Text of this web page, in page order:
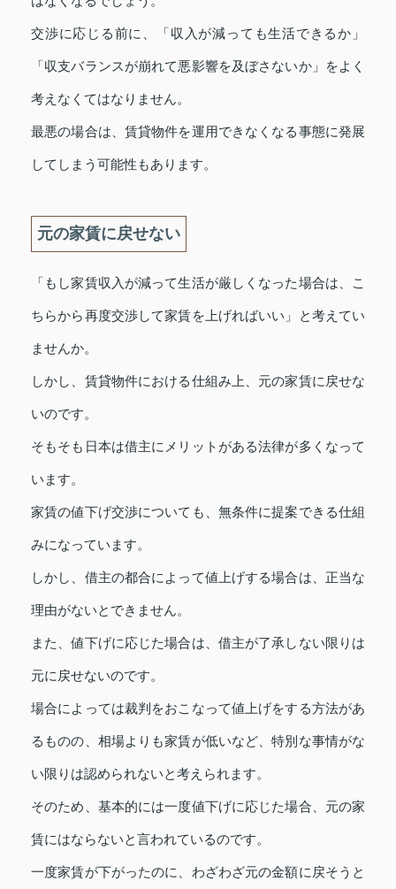
交渉に応じる前に、「収入が減っても生活できるか」
「収支バランスが崩れて悪影響を及ぼさないか」をよく
考えなくてはなりません。
最悪の場合は、賃貸物件を運用できなくなる事態に発展
してしまう可能性もあります。
元の家賃に戻せない
「もし家賃収入が減って生活が厳しくなった場合は、こ
ちらから再度交渉して家賃を上げればいい」と考えてい
ませんか。
しかし、賃貸物件における仕組み上、元の家賃に戻せな
いのです。
そもそも日本は借主にメリットがある法律が多くなって
います。
家賃の値下げ交渉についても、無条件に提案できる仕組
みになっています。
しかし、借主の都合によって値上げする場合は、正当な
理由がないとできません。
また、値下げに応じた場合は、借主が了承しない限りは
元に戻せないのです。
場合によっては裁判をおこなって値上げをする方法があ
るものの、相場よりも家賃が低いなど、特別な事情がな
い限りは認められないと考えられます。
そのため、基本的には一度値下げに応じた場合、元の家
賃にはならないと言われているのです。
一度家賃が下がったのに、わざわざ元の金額に戻そうと